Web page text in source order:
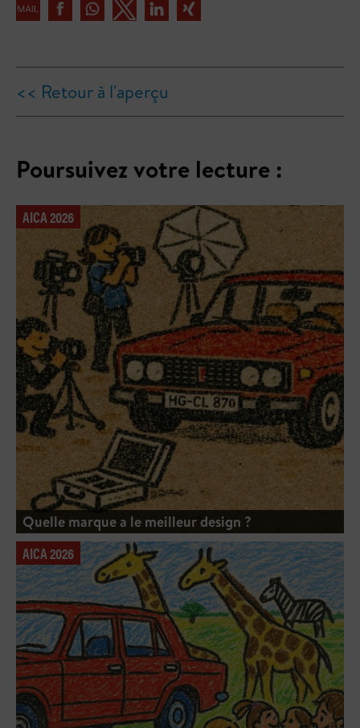
<< Retour à l'aperçu
Poursuivez votre lecture :
AICA 2026
Quelle marque a le meilleur design ?
AICA 2026